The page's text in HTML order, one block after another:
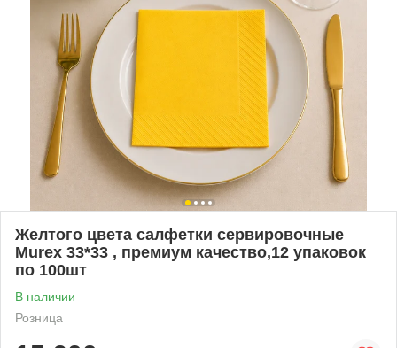
Желтого цвета салфетки сервировочные
Murex 33*33 , премиум качество,12 упаковок
по 100шт
В наличии
Розница